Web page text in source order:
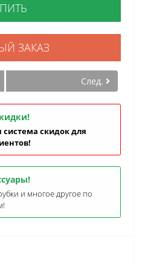
ЗАКАЗ
След.
система скидок для
и многое другое по